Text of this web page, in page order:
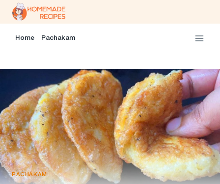
Skip
Home Pachakam
PACHAKAM